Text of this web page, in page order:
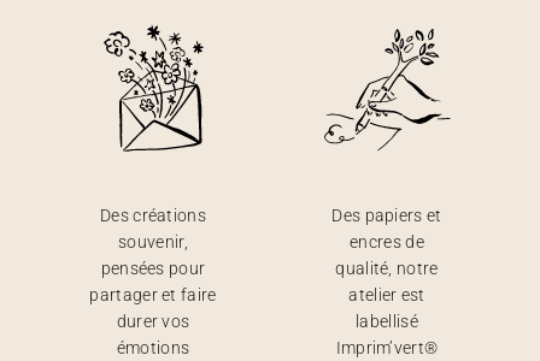
Des créations
souvenir,
pensées pour
partager et faire
durer vos
émotions
Des papiers et
encres de
qualité, notre
atelier est
labellisé
Imprim’vert®